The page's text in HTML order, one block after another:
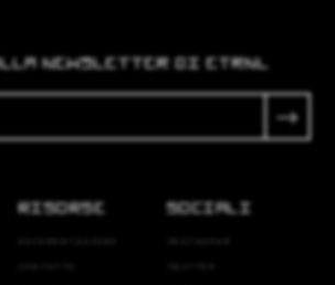
NEWSLETTER DI ETRNL
RISORSE SOCIALI